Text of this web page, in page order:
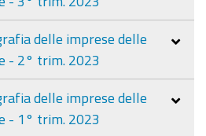
delle imprese delle
- 2° trim. 2023
delle imprese delle
- 1° trim. 2023